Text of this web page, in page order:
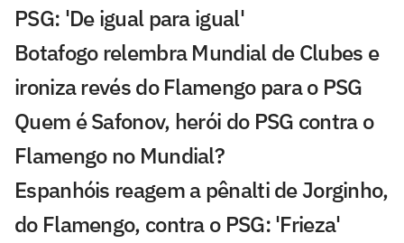
PSG: 'De igual para igual'
Botafogo relembra Mundial de Clubes e
ironiza revés do Flamengo para o PSG
Quem é Safonov, herói do PSG contra o
Flamengo no Mundial?
Espanhóis reagem a pênalti de Jorginho,
do Flamengo, contra o PSG: 'Frieza'